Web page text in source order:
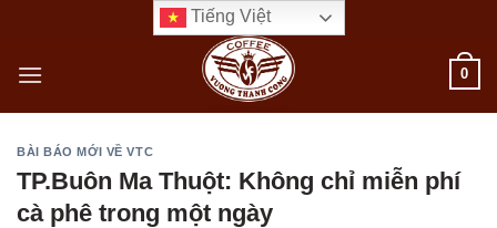
nội
Tiếng Việt
0
BÀI BÁO MỚI VỀ VTC
TP.Buôn Ma Thuột: Không chỉ miễn phí
cà phê trong một ngày